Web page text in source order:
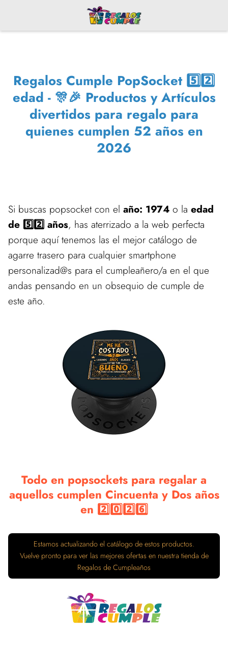
Regalos Cumple PopSocket 5️⃣2️⃣
edad - 🎊🎉 Productos y Artículos
divertidos para regalo para
quienes cumplen 52 años en
2026
Si buscas popsocket con el año: 1974 o la edad
de 5️⃣2️⃣ años, has aterrizado a la web perfecta
porque aquí tenemos las el mejor catálogo de
agarre trasero para cualquier smartphone
personalizad@s para el cumpleañero/a en el que
andas pensando en un obsequio de cumple de
este año.
Todo en popsockets para regalar a
aquellos cumplen Cincuenta y Dos años
en 2️⃣0️⃣2️⃣6️⃣
Estamos actualizando el catálogo de estos productos.
Vuelve pronto para ver las mejores ofertas en nuestra tienda de
Regalos de Cumpleaños